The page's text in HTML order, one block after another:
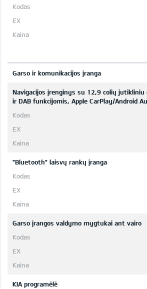
Garso ir komunikacijos įranga
Navigacijos įrenginys su 12,9 colių jutikliniu
ir DAB funkcijomis, Apple CarPlay/Android
"Bluetooth" laisvų rankų įranga
Garso įrangos valdymo mygtukai ant vairo
KIA programėlė